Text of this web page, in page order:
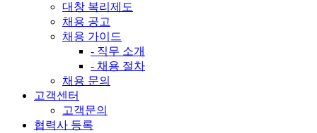
대창 복리제도
채용 공고
채용 가이드
- 직무 소개
- 채용 절차
채용 문의
고객센터
고객문의
협력사 등록